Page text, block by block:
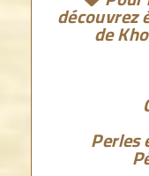
découvrez
de
Perles